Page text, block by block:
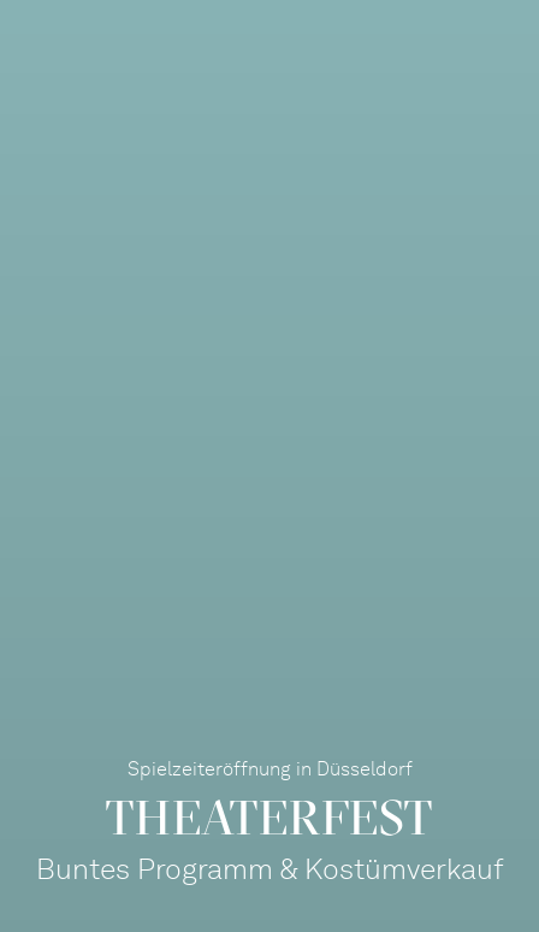
Spielzeiteröffnung in Düsseldorf
THEATERFEST
Buntes Programm & Kostümverkauf